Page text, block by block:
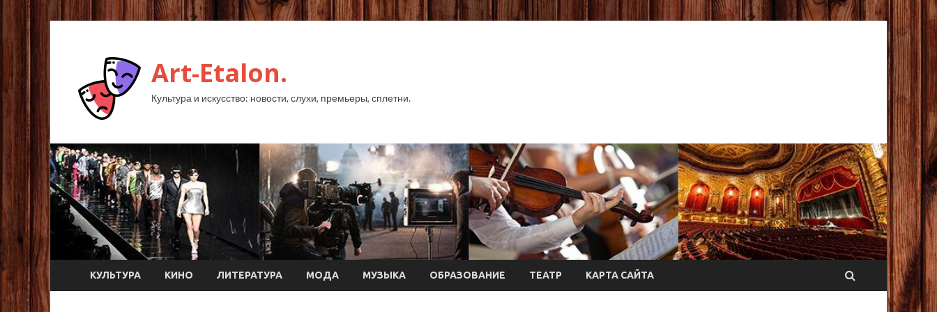
Art-Etalon.
Культура и искусство: новости, слухи, премьеры, сплетни.
КУЛЬТУРА КИНО ЛИТЕРАТУРА МОДА МУЗЫКА ОБРАЗОВАНИЕ ТЕАТР КАРТА САЙТА